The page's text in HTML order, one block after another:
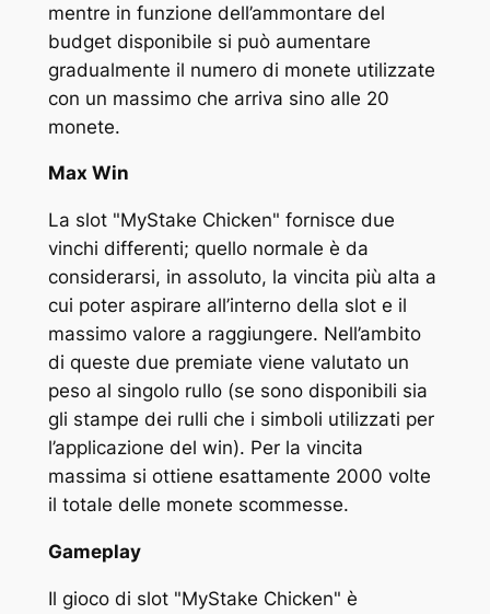
mentre in funzione dell’ammontare del
budget disponibile si può aumentare
gradualmente il numero di monete utilizzate
con un massimo che arriva sino alle 20
monete.
Max Win
La slot "MyStake Chicken" fornisce due
vinchi differenti; quello normale è da
considerarsi, in assoluto, la vincita più alta a
cui poter aspirare all’interno della slot e il
massimo valore a raggiungere. Nell’ambito
di queste due premiate viene valutato un
peso al singolo rullo (se sono disponibili sia
gli stampe dei rulli che i simboli utilizzati per
l’applicazione del win). Per la vincita
massima si ottiene esattamente 2000 volte
il totale delle monete scommesse.
Gameplay
Il gioco di slot "MyStake Chicken" è